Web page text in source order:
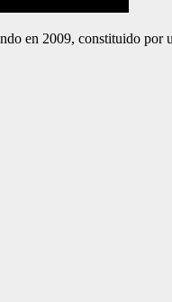
2009, constituido por